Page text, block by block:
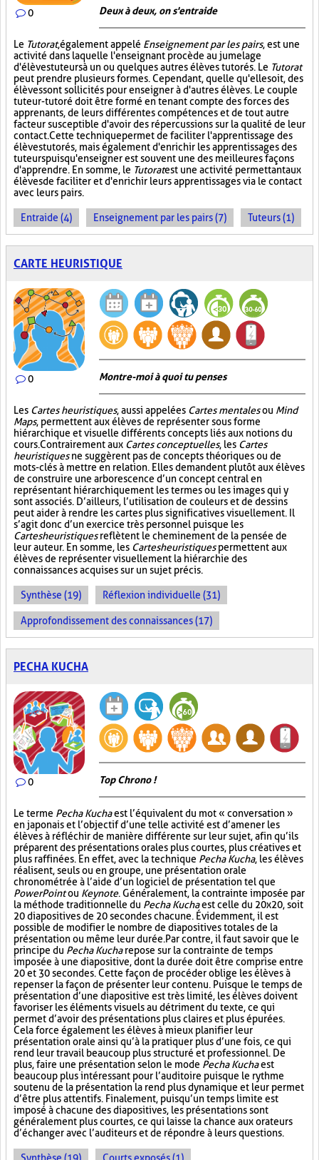
0 Deux à deux, on s'entraide
Le Tutorat, également appelé Enseignement par les pairs, est une
activité dans laquelle l'enseignant procède au jumelage
d'élèves tuteurs à un ou quelques autres élèves tutorés. Le Tutorat
peut prendre plusieurs formes. Cependant, quelle qu'elle soit, des
élèves sont sollicités pour enseigner à d'autres élèves. Le couple
tuteur-tutoré doit être formé en tenant compte des forces des
apprenants, de leurs différentes compétences et de tout autre
facteur susceptible d'avoir des répercussions sur la qualité de leur
contact. Cette technique permet de faciliter l'apprentissage des
élèves tutorés, mais également d'enrichir les apprentissages des
tuteurs puisqu'enseigner est souvent une des meilleures façons
d'apprendre. En somme, le Tutoratest une activité permettant aux
élèves de faciliter et d'enrichir leurs apprentissages via le contact
avec leurs pairs.
Entraide (4) Enseignement par les pairs (7) Tuteurs (1)
CARTE HEURISTIQUE
0 Montre-moi à quoi tu penses
Les Cartes heuristiques, aussi appelées Cartes mentalesou Mind
Maps, permettent aux élèves de représenter sous forme
hiérarchique et visuelle différents concepts liés aux notions du
cours. Contrairement aux Cartes conceptuelles, les Cartes
heuristiquesne suggèrent pas de concepts théoriques ou de
mots-clés à mettre en relation. Elles demandent plutôt aux élèves
de construire une arborescence d’un concept central en
représentant hiérarchiquement les termes ou les images qui y
sont associés. D’ailleurs, l’utilisation de couleurs et de dessins
peut aider à rendre les cartes plus significatives visuellement. Il
s’agit donc d’un exercice très personnel puisque les
Cartes heuristiquesreflètent le cheminement de la pensée de
leur auteur. En somme, les Cartes heuristiquespermettent aux
élèves de représenter visuellement la hiérarchie des
connaissances acquises sur un sujet précis.
Synthèse (19) Réflexion individuelle (31)
Approfondissement des connaissances (17)
PECHA KUCHA
0 Top Chrono !
Le terme Pecha Kuchaest l’équivalent du mot « conversation »
en japonais et l’objectif d’une telle activité est d’amener les
élèves à réfléchir de manière différente sur leur sujet, afin qu’ils
préparent des présentations orales plus courtes, plus créatives et
plus raffinées. En effet, avec la technique Pecha Kucha, les élèves
réalisent, seuls ou en groupe, une présentation orale
chronométrée à l’aide d’un logiciel de présentation tel que
PowerPointou Keynote. Généralement, la contrainte imposée par
la méthode traditionnelle du Pecha Kuchaest celle du 20x20, soit
20 diapositives de 20 secondes chacune. Évidemment, il est
possible de modifier le nombre de diapositives totales de la
présentation ou même leur durée. Par contre, il faut savoir que le
principe du Pecha Kucharepose sur la contrainte de temps
imposée à une diapositive, dont la durée doit être comprise entre
20 et 30 secondes. Cette façon de procéder oblige les élèves à
repenser la façon de présenter leur contenu. Puisque le temps de
présentation d’une diapositive est très limité, les élèves doivent
favoriser les éléments visuels au détriment du texte, ce qui
permet d’avoir des présentations plus claires et plus épurées.
Cela force également les élèves à mieux planifier leur
présentation orale ainsi qu’à la pratiquer plus d’une fois, ce qui
rend leur travail beaucoup plus structuré et professionnel. De
plus, faire une présentation selon le mode Pecha Kuchaest
beaucoup plus intéressant pour l’auditoire puisque le rythme
soutenu de la présentation la rend plus dynamique et leur permet
d’être plus attentifs. Finalement, puisqu’un temps limite est
imposé à chacune des diapositives, les présentations sont
généralement plus courtes, ce qui laisse la chance aux orateurs
d’échanger avec l’auditeurs et de répondre à leurs questions.